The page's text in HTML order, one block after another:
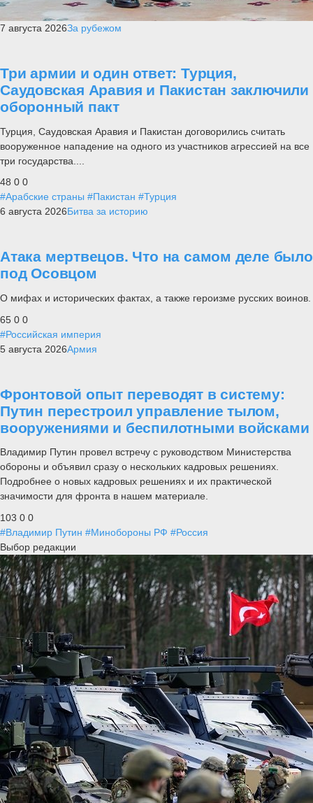
7 августа 2026За рубежом
Три армии и один ответ: Турция,
Саудовская Аравия и Пакистан заключили
оборонный пакт
Турция, Саудовская Аравия и Пакистан договорились считать
вооруженное нападение на одного из участников агрессией на все
три государства....
48 0 0
#Арабские страны #Пакистан #Турция
6 августа 2026Битва за историю
Атака мертвецов. Что на самом деле было
под Осовцом
О мифах и исторических фактах, а также героизме русских воинов.
65 0 0
#Российская империя
5 августа 2026Армия
Фронтовой опыт переводят в систему:
Путин перестроил управление тылом,
вооружениями и беспилотными войсками
Владимир Путин провел встречу с руководством Министерства
обороны и объявил сразу о нескольких кадровых решениях.
Подробнее о новых кадровых решениях и их практической
значимости для фронта в нашем материале.
103 0 0
#Владимир Путин #Минобороны РФ #Россия
Выбор редакции